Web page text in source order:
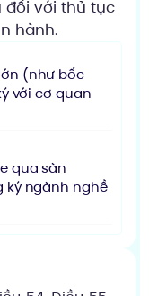
đối với thủ tục
hành.
(như bốc
với cơ quan
qua sàn
ký ngành nghề